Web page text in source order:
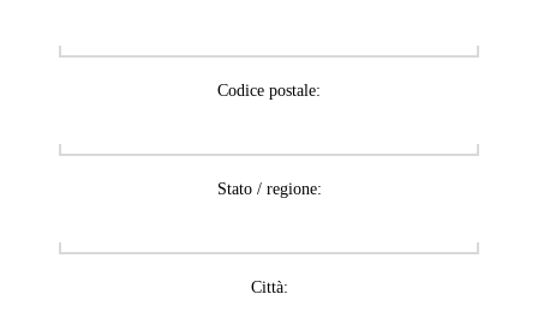
Codice postale:
Stato / regione:
Città: